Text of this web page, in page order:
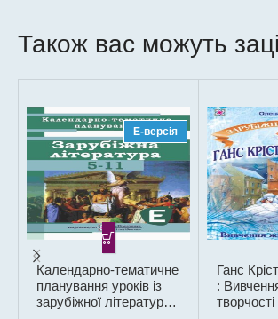
Також вас можуть
Е-версія
Календарно-тематичне
планування уроків із
зарубіжної літератури.
Ганс
: